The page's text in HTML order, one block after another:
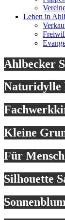
Leben in
Ahlbecker
Naturidylle
Kleine
Für
Silhouette